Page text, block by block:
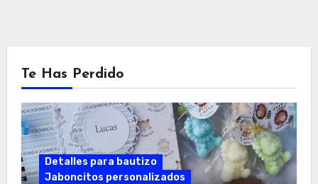
Te Has Perdido
Detalles para bautizo
Jaboncitos personalizados